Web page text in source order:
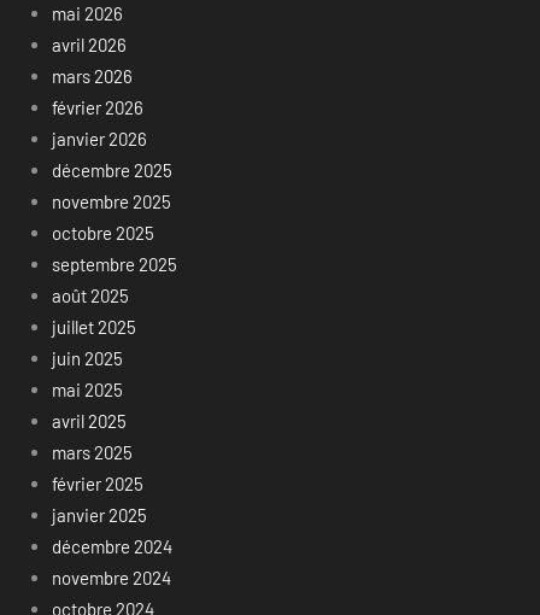
mai 2026
avril 2026
mars 2026
février 2026
janvier 2026
décembre 2025
novembre 2025
octobre 2025
septembre 2025
août 2025
juillet 2025
juin 2025
mai 2025
avril 2025
mars 2025
février 2025
janvier 2025
décembre 2024
novembre 2024
octobre 2024